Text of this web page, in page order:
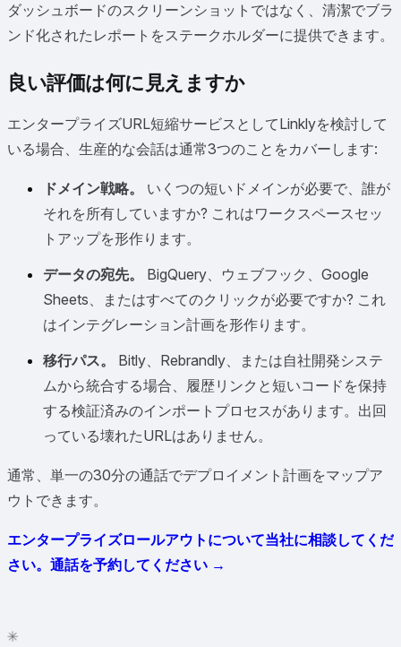
ダッシュボードのスクリーンショットではなく、清潔でブラ
ンド化されたレポートをステークホルダーに提供できます。
良い評価は何に見えますか
エンタープライズURL短縮サービスとしてLinklyを検討して
いる場合、生産的な会話は通常3つのことをカバーします:
ドメイン戦略。
いくつの短いドメインが必要で、誰が
それを所有していますか? これはワークスペースセッ
トアップを形作ります。
データの宛先。
BigQuery、ウェブフック、Google
Sheets、またはすべてのクリックが必要ですか? これ
はインテグレーション計画を形作ります。
移行パス。
Bitly、Rebrandly、または自社開発システ
ムから統合する場合、履歴リンクと短いコードを保持
する検証済みのインポートプロセスがあります。出回
っている壊れたURLはありません。
通常、単一の30分の通話でデプロイメント計画をマップア
ウトできます。
エンタープライズロールアウトについて当社に相談してくだ
さい。通話を予約してください →